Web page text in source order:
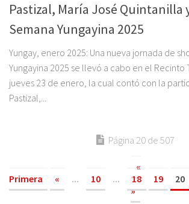
Pastizal, María José Quintanilla
Semana Yungayina 2025
Yungay, enero 2025: Una nueva jornada de
Yungayina 2025 se llevó a cabo en el Recinto
jueves 23 de enero, la cual contó con la
Pastizal,...
Página 20 de 507
«
Primera
« ... 10 ... 18 19 20
»